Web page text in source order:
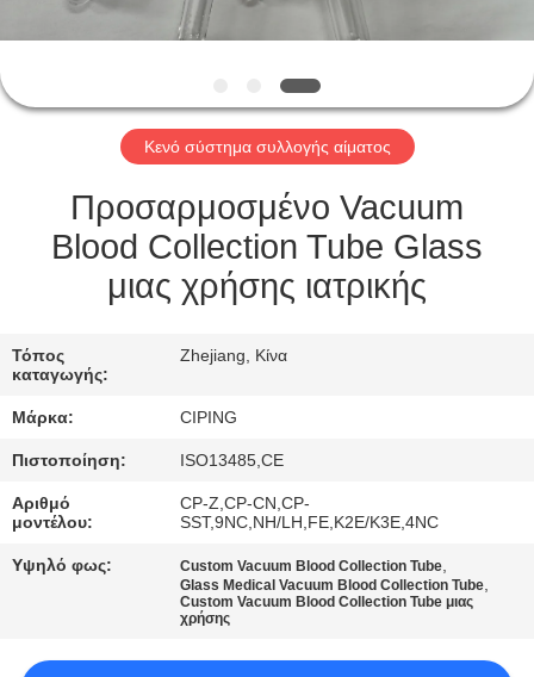
ΈΛΕΓΧΟΣ
ΜΑΣ
ΕΛΆΤΕ
ΕΠΑΦΉ
ΖΗΤΉΣΤΕ
ΈΝΑ
ΑΠΌΣΠΑΣΜΑ
SITEMAP
POLICY
Κενό σύστημα συλλογής αίματος
Προσαρμοσμένο Vacuum
Blood Collection Tube Glass
μιας χρήσης ιατρικής
Τόπος
καταγωγής:
Zhejiang, Κίνα
Μάρκα: CIPING
Πιστοποίηση: ISO13485,CE
Αριθμό
μοντέλου:
CP-Z,CP-CN,CP-
SST,9NC,NH/LH,FE,K2E/K3E,4NC
Υψηλό φως: Custom Vacuum Blood Collection Tube,
Glass Medical Vacuum Blood Collection Tube,
Custom Vacuum Blood Collection Tube μιας
χρήσης